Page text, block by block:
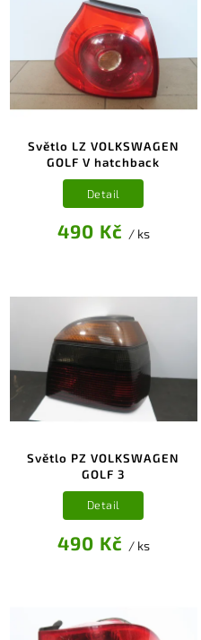
Světlo LZ VOLKSWAGEN
GOLF V hatchback
490 Kč / ks
Detail
Světlo PZ VOLKSWAGEN
GOLF 3
490 Kč / ks
Detail